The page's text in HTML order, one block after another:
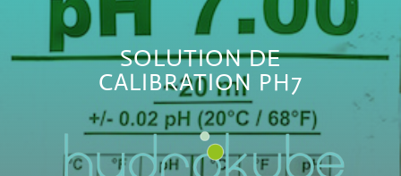
SOLUTION DE
CALIBRATION PH7